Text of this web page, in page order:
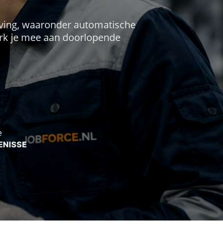
waaronder automatische
je mee aan doorlopende